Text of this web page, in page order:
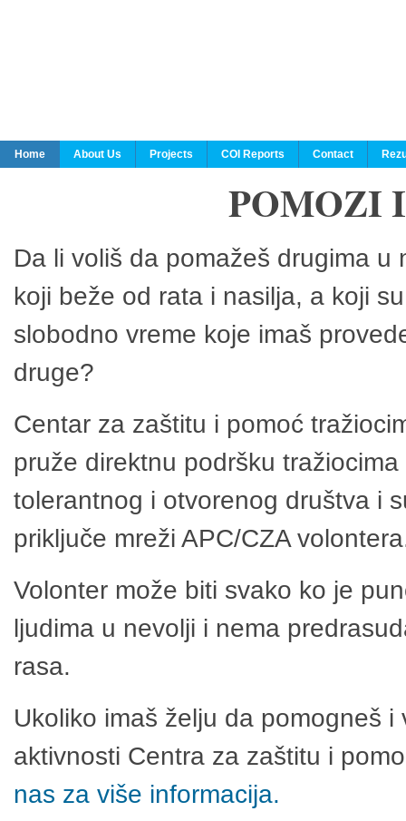
Home About Us Projects COI Reports Contact
POMOZI
Da li voliš da pomažeš drugima
koji beže od rata i nasilja, a koji
slobodno vreme koje imaš
druge?
Centar za zaštitu i pomoć
pruže direktnu podršku
tolerantnog i otvorenog društva i
priključe mreži APC/CZA
Volonter može biti svako ko je
ljudima u nevolji i nema
rasa.
Ukoliko imaš želju da pomogneš
aktivnosti Centra za zaštitu i
nas za više informacija.